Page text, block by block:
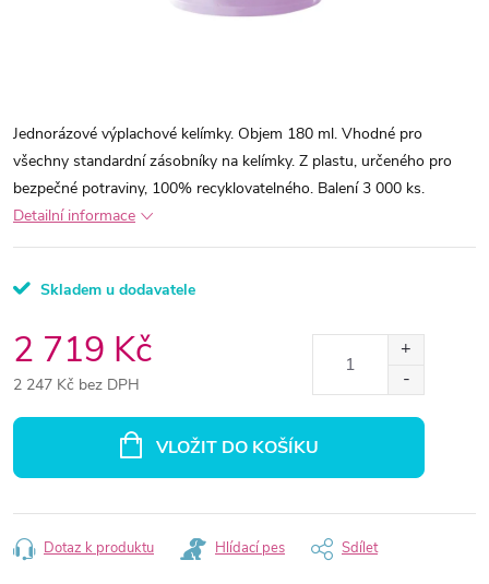
Jednorázové výplachové kelímky. Objem 180 ml. Vhodné pro
všechny standardní zásobníky na kelímky. Z plastu, určeného pro
bezpečné potraviny, 100% recyklovatelného. Balení 3 000 ks.
Detailní informace
Skladem u dodavatele
2 719 Kč
2 247 Kč bez DPH
VLOŽIT DO KOŠÍKU
Dotaz k produktu Hlídací pes Sdílet